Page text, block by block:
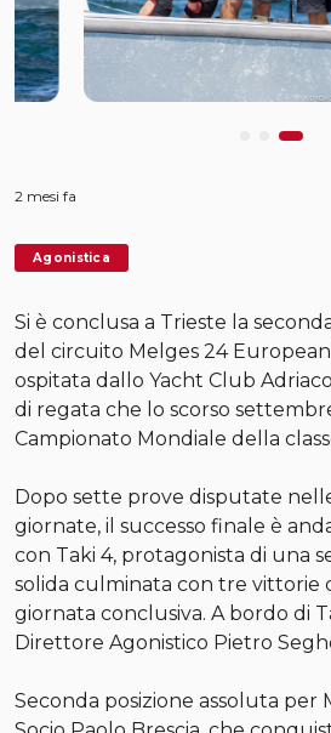
2 mesi fa
Agonistica
Si è conclusa a Trieste la
del circuito Melges 24 European
ospitata dallo Yacht Club
di regata che lo scorso
Campionato Mondiale della
Dopo sette prove disputate
giornate, il successo finale è
con Taki 4, protagonista di una
solida culminata con tre vittorie
giornata conclusiva. A bordo di
Direttore Agonistico Pietro
Seconda posizione assoluta per